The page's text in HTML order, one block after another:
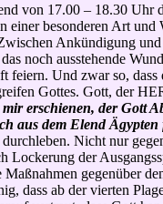
von 17.00 – 18.30 Uhr
einer besonderen Art
Ankündigung
noch ausstehende
feiern. Und zwar so,
Gottes. Gott, der
erschienen, der Gott
aus dem Elend
Nicht nur
Lockerung der
gegenüber
dass ab der vierten